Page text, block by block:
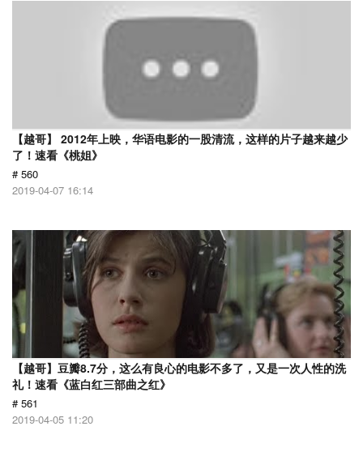
【越哥】 2012年上映，华语电影的一股清流，这样的片子越来越少
了！速看《桃姐》
# 560
2019-04-07 16:14
【越哥】豆瓣8.7分，这么有良心的电影不多了，又是一次人性的洗
礼！速看《蓝白红三部曲之红》
# 561
2019-04-05 11:20